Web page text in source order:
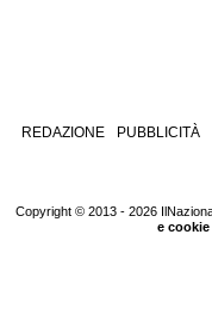
REDAZIONE PUBBLICITÀ
Copyright © 2013 - 2026
e